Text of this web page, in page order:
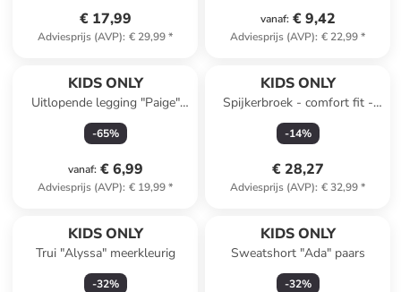
€ 17,99
Adviesprijs (AVP): € 29,99*
vanaf: € 9,42
Adviesprijs (AVP): € 22,99*
KIDS ONLY
Uitlopende legging "Paige"
paars
-65%
vanaf: € 6,99
Adviesprijs (AVP): € 19,99*
KIDS ONLY
Spijkerbroek - comfort fit -
grijs
-14%
€ 28,27
Adviesprijs (AVP): € 32,99*
KIDS ONLY
Trui "Alyssa" meerkleurig
-32%
KIDS ONLY
Sweatshort "Ada" paars
-32%